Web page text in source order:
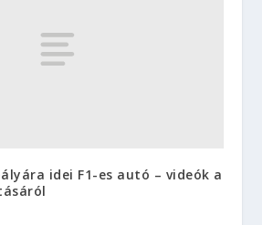
idei F1-es autó – videók a